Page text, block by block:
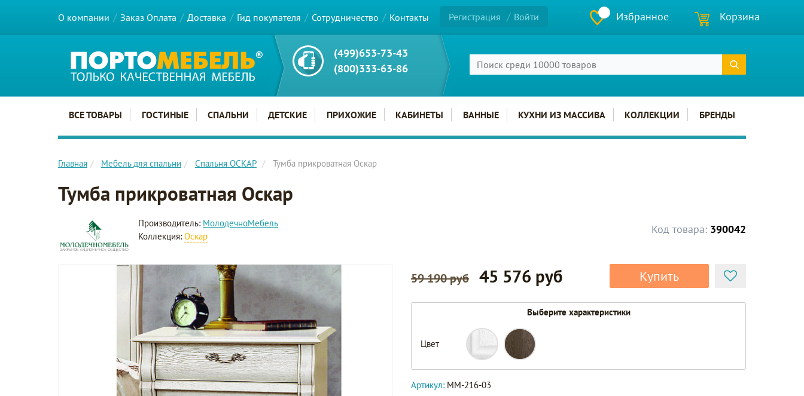
О компании Заказ Оплата Доставка Гид покупателя Сотрудничество Контакты Регистрация Войти Избранное Корзина
(499)653-73-43
(800)333-63-86
Главное меню сайта
ВСЕ ТОВАРЫ ГОСТИНЫЕ СПАЛЬНИ ДЕТСКИЕ ПРИХОЖИЕ КАБИНЕТЫ ВАННЫЕ КУХНИ ИЗ МАССИВА КОЛЛЕКЦИИ БРЕНДЫ
Главная Мебель для спальни Спальня ОСКАР Тумба прикроватная Оскар
Тумба прикроватная Оскар
Код товара: 390042
Производитель: МолодечноМебель
Коллекция: Оскар
59 190 руб 45 576 руб Купить
Выберите характеристики
Цвет
Артикул: ММ-216-03